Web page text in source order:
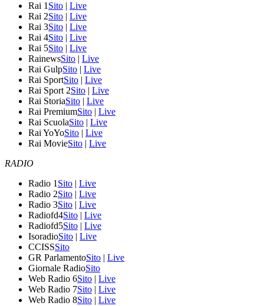
Rai 1 Sito | Live
Rai 2Sito | Live
Rai 3Sito | Live
Rai 4Sito | Live
Rai 5Sito | Live
RainewsSito | Live
Rai GulpSito | Live
Rai SportSito | Live
Rai Sport 2Sito | Live
Rai StoriaSito | Live
Rai PremiumSito | Live
Rai ScuolaSito | Live
Rai YoYoSito | Live
Rai MovieSito | Live
RADIO
Radio 1 Sito | Live
Radio 2Sito | Live
Radio 3Sito | Live
Radiofd4Sito | Live
Radiofd5Sito | Live
IsoradioSito | Live
CCISSSito
GR ParlamentoSito | Live
Giornale RadioSito
Web Radio 6Sito | Live
Web Radio 7Sito | Live
Web Radio 8Sito | Live